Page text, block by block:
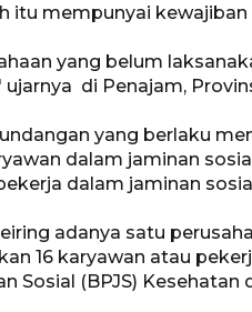
itu mempunyai
yang belum
ujarnya di Penajam,
yang berlaku
dalam jaminan
dalam jaminan
adanya satu
16 karyawan atau
Sosial (BPJS) Kesehatan